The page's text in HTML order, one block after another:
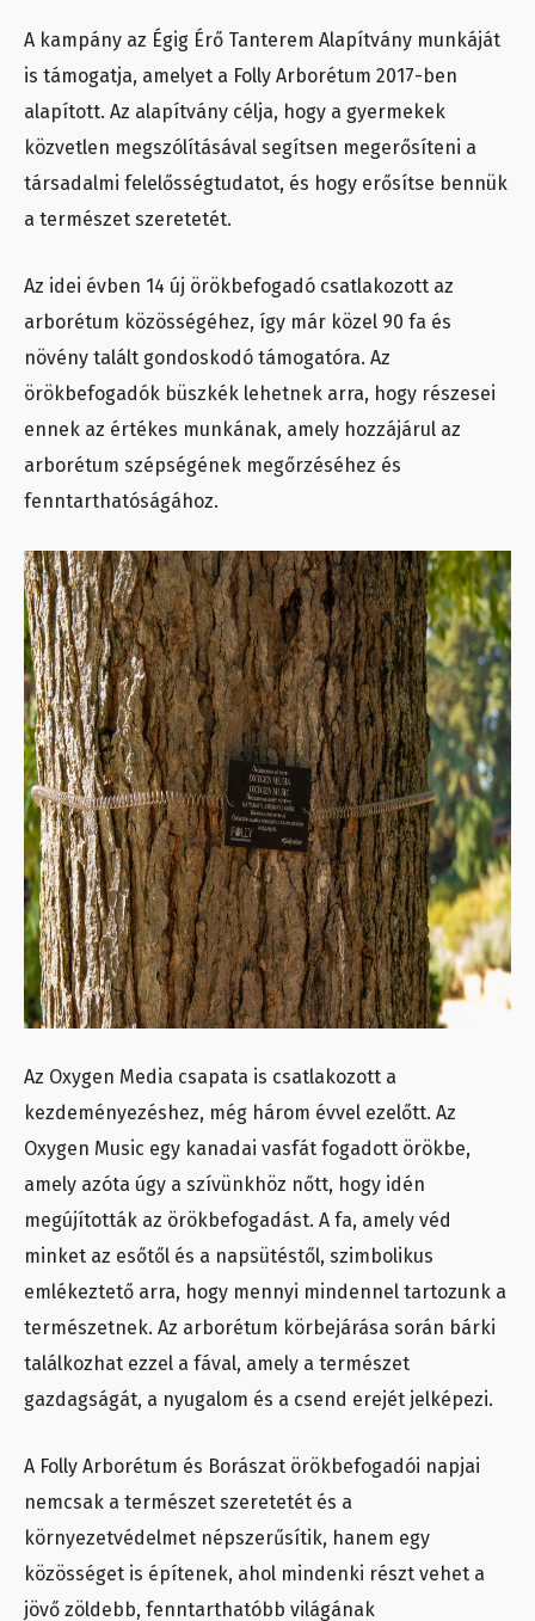
A kampány az Égig Érő Tanterem Alapítvány munkáját
is támogatja, amelyet a Folly Arborétum 2017-ben
alapított. Az alapítvány célja, hogy a gyermekek
közvetlen megszólításával segítsen megerősíteni a
társadalmi felelősségtudatot, és hogy erősítse bennük
a természet szeretetét.
Az idei évben 14 új örökbefogadó csatlakozott az
arborétum közösségéhez, így már közel 90 fa és
növény talált gondoskodó támogatóra. Az
örökbefogadók büszkék lehetnek arra, hogy részesei
ennek az értékes munkának, amely hozzájárul az
arborétum szépségének megőrzéséhez és
fenntarthatóságához.
Az Oxygen Media csapata is csatlakozott a
kezdeményezéshez, még három évvel ezelőtt. Az
Oxygen Music egy kanadai vasfát fogadott örökbe,
amely azóta úgy a szívünkhöz nőtt, hogy idén
megújították az örökbefogadást. A fa, amely véd
minket az esőtől és a napsütéstől, szimbolikus
emlékeztető arra, hogy mennyi mindennel tartozunk a
természetnek. Az arborétum körbejárása során bárki
találkozhat ezzel a fával, amely a természet
gazdagságát, a nyugalom és a csend erejét jelképezi.
A Folly Arborétum és Borászat örökbefogadói napjai
nemcsak a természet szeretetét és a
környezetvédelmet népszerűsítik, hanem egy
közösséget is építenek, ahol mindenki részt vehet a
jövő zöldebb, fenntarthatóbb világának